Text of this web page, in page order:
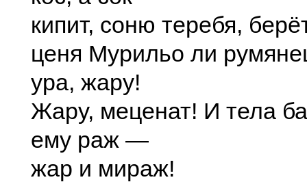
кипит, соню теребя,
ценя Мурильо ли
ура, жару!
Жару, меценат! И тела
ему раж —
жар и мираж!